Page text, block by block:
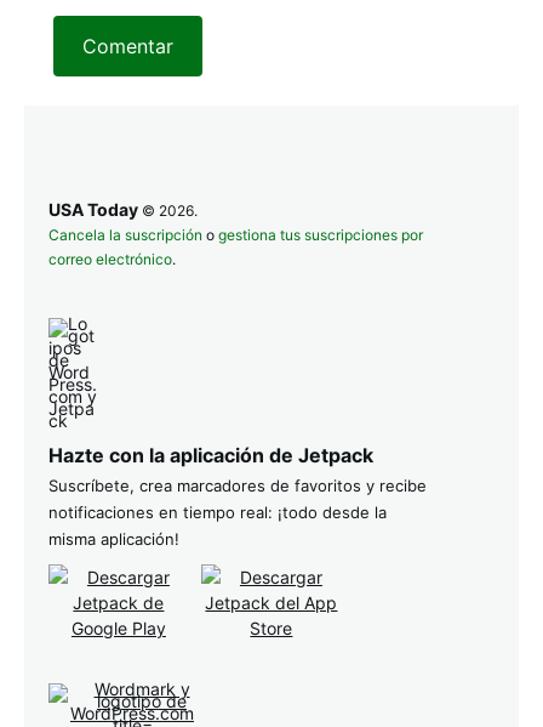
Comentar
USA Today © 2026.
Cancela la suscripción o gestiona tus suscripciones por
correo electrónico.
Hazte con la aplicación de Jetpack
Suscríbete, crea marcadores de favoritos y recibe
notificaciones en tiempo real: ¡todo desde la
misma aplicación!